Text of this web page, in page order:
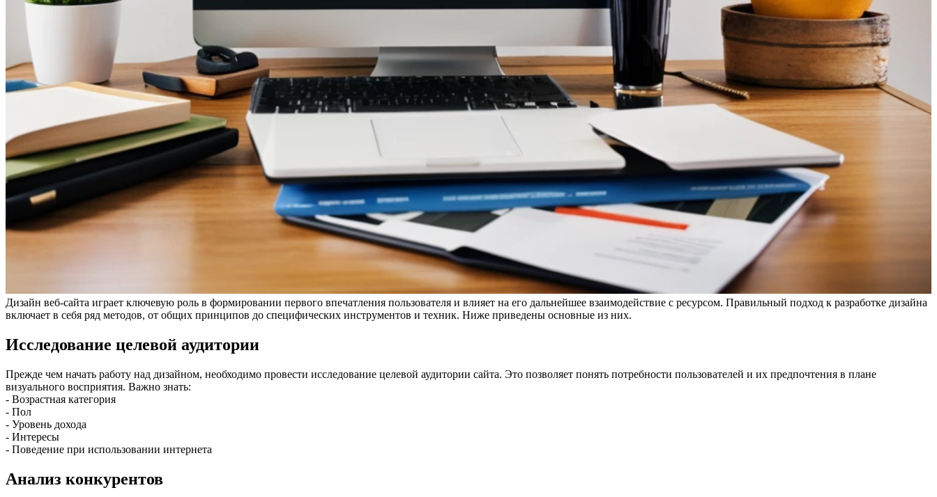
Дизайн веб-сайта играет ключевую роль в формировании первого впечатления пользователя и влияет на его дальнейшее взаимодействие с ресурсом. Правильный подход к разработке дизайна
включает в себя ряд методов, от общих принципов до специфических инструментов и техник. Ниже приведены основные из них.
Исследование целевой аудитории
Прежде чем начать работу над дизайном, необходимо провести исследование целевой аудитории сайта. Это позволяет понять потребности пользователей и их предпочтения в плане
визуального восприятия. Важно знать:
- Возрастная категория
- Пол
- Уровень дохода
- Интересы
- Поведение при использовании интернета
Анализ конкурентов